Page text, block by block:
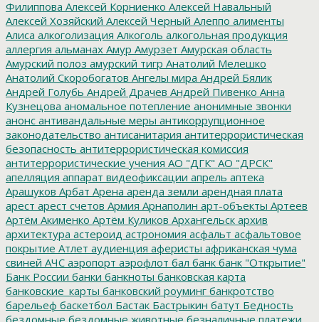
Филиппова Алексей Корниенко Алексей Навальный
Алексей Хозяйский Алексей Черный Алеппо алименты
Алиса алкоголизация Алкоголь алкогольная продукция
аллергия альманах Амур Амурзет Амурская область
Амурский полоз амурский тигр Анатолий Мелешко
Анатолий Скоробогатов Ангелы мира Андрей Бялик
Андрей Голубь Андрей Драчев Андрей Пивенко Анна
Кузнецова аномальное потепление анонимные звонки
анонс антивандальные меры антикоррупционное
законодательство антисанитария антитеррористическая
безопасность антитеррористическая комиссия
антитеррористические учения АО "ДГК" АО "ДРСК"
апелляция аппарат видеофиксации апрель аптека
Арашуков Арбат Арена аренда земли арендная плата
арест арест счетов Армия Арнаполин арт-объекты Артеев
Артём Акименко Артём Куликов Архангельск архив
архитектура астероид астрономия асфальт асфальтовое
покрытие Атлет аудиенция аферисты африканская чума
свиней АЧС аэропорт аэрофлот бал банк банк "Открытие"
Банк России банки банкноты банковская карта
банковские_карты банковский роуминг банкротство
барельеф баскетбол Бастак Бастрыкин батут Бедность
бездомные бездомные животные безналичные платежи